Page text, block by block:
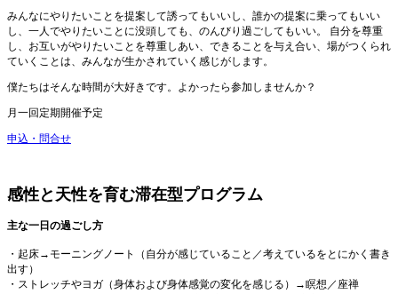
みんなにやりたいことを提案して誘ってもいいし、誰かの提案に乗ってもいい
し、一人でやりたいことに没頭しても、のんびり過ごしてもいい。 自分を尊重
し、お互いがやりたいことを尊重しあい、できることを与え合い、場がつくられ
ていくことは、みんなが生かされていく感じがします。
僕たちはそんな時間が大好きです。よかったら参加しませんか？
月一回定期開催予定
申込・問合せ
感性と天性を育む滞在型プログラム
主な一日の過ごし方
・起床→モーニングノート（自分が感じていること／考えているをとにかく書き
出す）
・ストレッチやヨガ（身体および身体感覚の変化を感じる）→瞑想／座禅